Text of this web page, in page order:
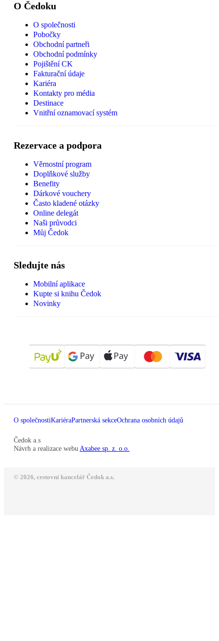
O Čedoku
O společnosti
Pobočky
Obchodní partneři
Obchodní podmínky
Pojištění CK
Fakturační údaje
Kariéra
Kontakty pro média
Destinace
Vnitřní oznamovací systém
Rezervace a podpora
Věrnostní program
Doplňkové služby
Benefity
Dárkové vouchery
Často kladené otázky
Online delegát
Naši průvodci
Můj Čedok
Sledujte nás
Mobilní aplikace
Kupte si knihu Čedok
Novinky
O společnostiKariéraPartnerská sekceOchrana osobních údajů
Čedok a.s
Návrh a realizace webu Axabee sp. z. o.o.
© 2026, cestovní kancelář Čedok a.s.